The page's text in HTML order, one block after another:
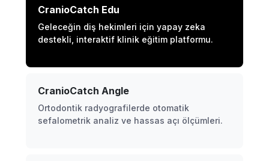
CranioCatch Edu
Geleceğin diş hekimleri için yapay zeka
destekli, interaktif klinik eğitim platformu.
CranioCatch Angle
Ortodontik radyografilerde otomatik
sefalometrik analiz ve hassas açı ölçümleri.